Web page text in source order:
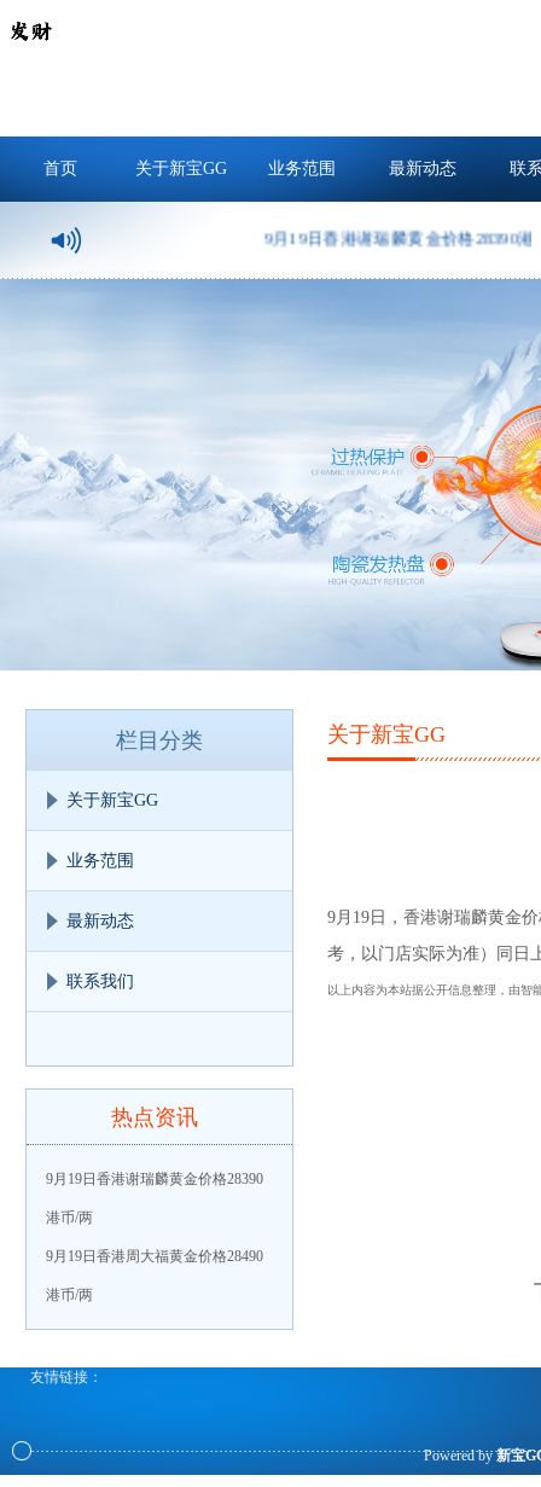
首页 关于新宝GG 业务范围 最新动态 联
9月19日香港谢瑞麟黄金价格28390港币/
栏目分类
关于新宝GG
业务范围
最新动态
联系我们
热点资讯
9月19日香港谢瑞麟黄金价格28390
港币/两
9月19日香港周大福黄金价格28490
港币/两
关于新宝GG
9月19日，香港谢瑞麟黄金
考，以门店实际为准）同日
以上内容为本站据公开信息整理，由智
友情链接：
Powered by新宝